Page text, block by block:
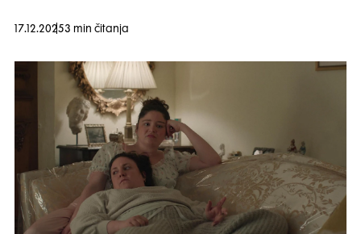
17.12.20253 min čitanja